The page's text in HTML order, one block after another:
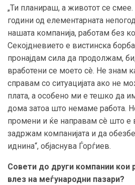
„Ти планираш, а животот се
години од елементарната
нашата компанија, работам без
Секојдневието е вистинска
пронајдам сила да продолжам,
вработени се моето сè. Не знам
справам со ситуацијата ако не
плата, а особено ми е тешко да
дома затоа што немаме работа.
промени и ќе направам сè што е
задржам компанијата и да
иднина“, објаснува Ѓорѓиев.
Совети до други компании кои
влез на меѓународни пазари?